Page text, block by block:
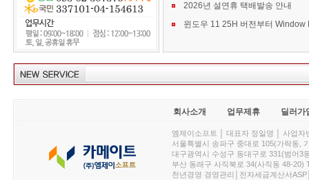
2026년 설연휴 택배발송 안내
회사소개 업무제휴 딜러가
엠제이소프트 │ 대표자 정일영 │ 사업
서울특별시 송파구 중대로 105(가락동,
대구광역시 수성구 동대구로 331(범어3
부산 동래구 사직북로 34(사직동 48-20)
천년경영 경영관리│전자세금계산서